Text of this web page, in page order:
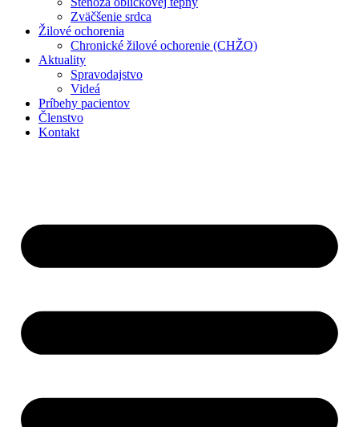
Zväčšenie srdca
Žilové ochorenia
Chronické žilové ochorenie (CHŽO)
Aktuality
Spravodajstvo
Videá
Príbehy pacientov
Členstvo
Kontakt